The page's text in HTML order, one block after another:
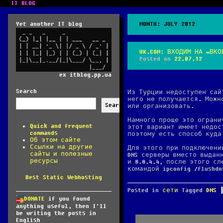
IT BLOG
Yet another IT blog
ex itblog.pp.ua
Search
Search
Quick and frequent
commands
Об этом сайте
Ссылки на другие
сайты и полезные
ресурсы
Best Static Webhosting
DONATE if you found
anything useful, then I'll
be writing the posts in
English
MONTH: JULY 2012
VK.COM: ВХОДИМ НА
Posted on 22.07.12
Из Турции недоступен
него не получается.
или организовать.
Намного проще это
этот вариант имеет
поэтому есть способ
Для этого при
DNS серверы вместо
и 8.8.4.4, после этого
командой ipconfig /
Posted in сети Tagged DNS